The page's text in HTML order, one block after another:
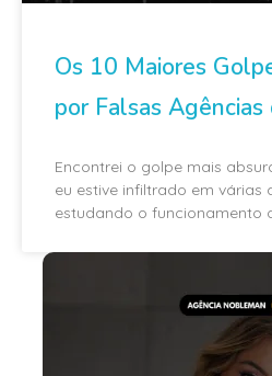
Os 10 Maiores
por Falsas
Encontrei o golpe mais
eu estive infiltrado em várias
estudando o funcionamento